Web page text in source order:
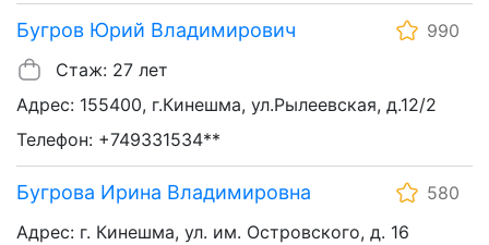
Бугров Юрий Владимирович
990
Стаж: 27 лет
Адрес: 155400, г.Кинешма, ул.Рылеевская, д.12/2
Телефон: +749331534**
Бугрова Ирина Владимировна
580
Адрес: г. Кинешма, ул. им. Островского, д. 16